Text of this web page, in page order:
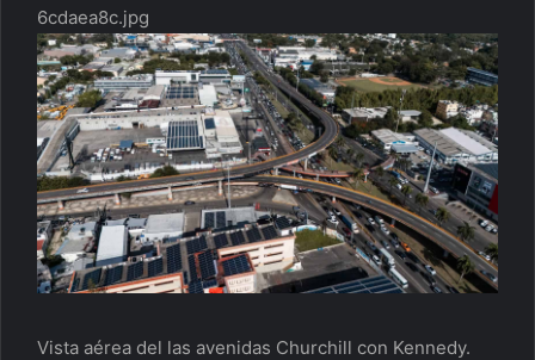
6cdaea8c.jpg
Vista aérea del las avenidas Churchill con Kennedy.